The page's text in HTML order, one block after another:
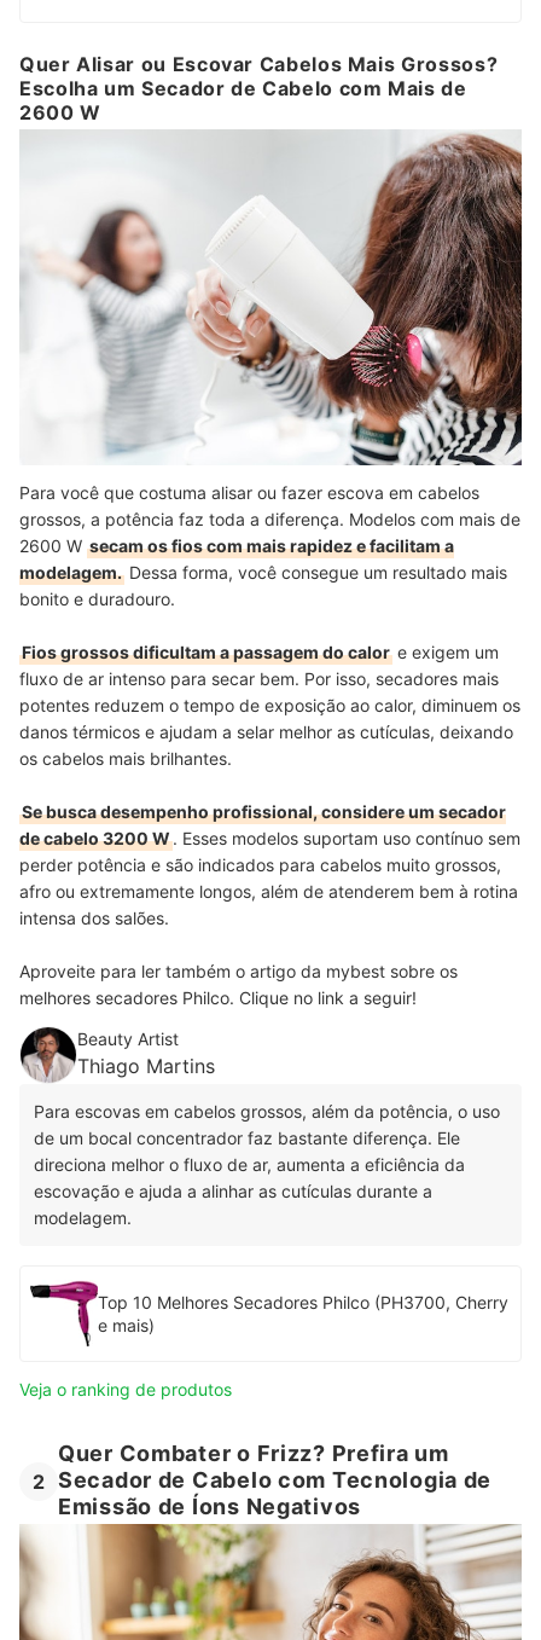
Quer Alisar ou Escovar Cabelos Mais Grossos?
Escolha um Secador de Cabelo com Mais de
2600 W
Para você que costuma alisar ou fazer escova em cabelos
grossos, a potência faz toda a diferença. Modelos com mais de
2600 W secam os fios com mais rapidez e facilitam a
modelagem. Dessa forma, você consegue um resultado mais
bonito e duradouro.
Fios grossos dificultam a passagem do calor e exigem um
fluxo de ar intenso para secar bem. Por isso, secadores mais
potentes reduzem o tempo de exposição ao calor, diminuem os
danos térmicos e ajudam a selar melhor as cutículas, deixando
os cabelos mais brilhantes.
Se busca desempenho profissional, considere um secador
de cabelo 3200 W. Esses modelos suportam uso contínuo sem
perder potência e são indicados para cabelos muito grossos,
afro ou extremamente longos, além de atenderem bem à rotina
intensa dos salões.
Aproveite para ler também o artigo da mybest sobre os
melhores secadores Philco. Clique no link a seguir!
Beauty Artist
Thiago Martins
Para escovas em cabelos grossos, além da potência, o uso
de um bocal concentrador faz bastante diferença. Ele
direciona melhor o fluxo de ar, aumenta a eficiência da
escovação e ajuda a alinhar as cutículas durante a
modelagem.
Top 10 Melhores Secadores Philco (PH3700, Cherry
e mais)
Veja o ranking de produtos
2
Quer Combater o Frizz? Prefira um
Secador de Cabelo com Tecnologia de
Emissão de Íons Negativos